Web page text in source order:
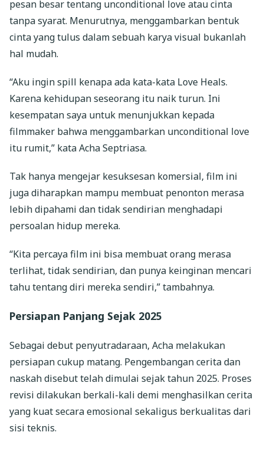
pesan besar tentang unconditional love atau cinta
tanpa syarat. Menurutnya, menggambarkan bentuk
cinta yang tulus dalam sebuah karya visual bukanlah
hal mudah.
“Aku ingin spill kenapa ada kata-kata Love Heals.
Karena kehidupan seseorang itu naik turun. Ini
kesempatan saya untuk menunjukkan kepada
filmmaker bahwa menggambarkan unconditional love
itu rumit,” kata Acha Septriasa.
Tak hanya mengejar kesuksesan komersial, film ini
juga diharapkan mampu membuat penonton merasa
lebih dipahami dan tidak sendirian menghadapi
persoalan hidup mereka.
“Kita percaya film ini bisa membuat orang merasa
terlihat, tidak sendirian, dan punya keinginan mencari
tahu tentang diri mereka sendiri,” tambahnya.
Persiapan Panjang Sejak 2025
Sebagai debut penyutradaraan, Acha melakukan
persiapan cukup matang. Pengembangan cerita dan
naskah disebut telah dimulai sejak tahun 2025. Proses
revisi dilakukan berkali-kali demi menghasilkan cerita
yang kuat secara emosional sekaligus berkualitas dari
sisi teknis.